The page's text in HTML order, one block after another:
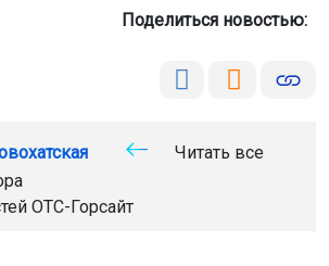
Поделиться новостью:
Читать все
ОТС-Горсайт